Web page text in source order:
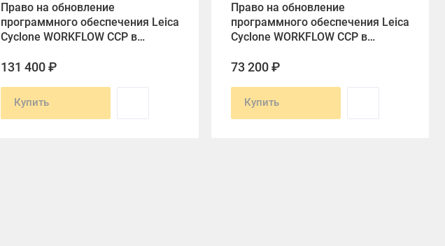
Право на обновление
программного обеспечения Leica
Cyclone WORKFLOW CCP в
131 400 ₽
Купить
Право на обновление
программного обеспечения Leica
Cyclone WORKFLOW CCP в
73 200 ₽
Купить